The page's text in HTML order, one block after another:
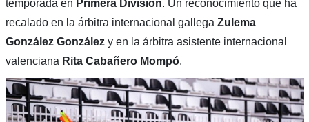
temporada en Primera División. Un reconocimiento que ha
recalado en la árbitra internacional gallega Zulema
González Gonzálezy en la árbitra asistente internacional
valenciana Rita Cabañero Mompó.